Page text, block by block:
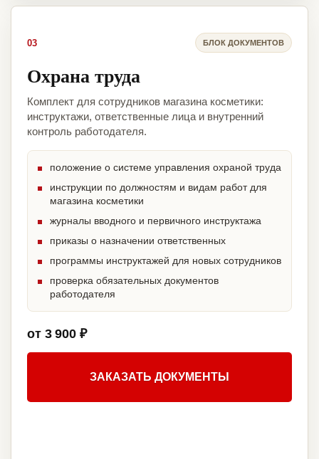
03 БЛОК ДОКУМЕНТОВ
Охрана труда
Комплект для сотрудников магазина косметики:
инструктажи, ответственные лица и внутренний
контроль работодателя.
положение о системе управления охраной труда
инструкции по должностям и видам работ для
магазина косметики
журналы вводного и первичного инструктажа
приказы о назначении ответственных
программы инструктажей для новых сотрудников
проверка обязательных документов
работодателя
от 3 900 ₽
ЗАКАЗАТЬ ДОКУМЕНТЫ